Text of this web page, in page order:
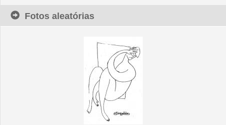
Fotos aleatórias